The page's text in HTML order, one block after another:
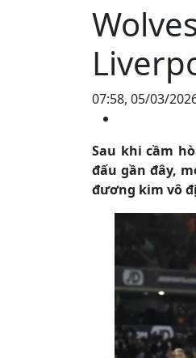
07:58, 05/03/
Sau khi cầm
đấu gần đây,
đương kim vô